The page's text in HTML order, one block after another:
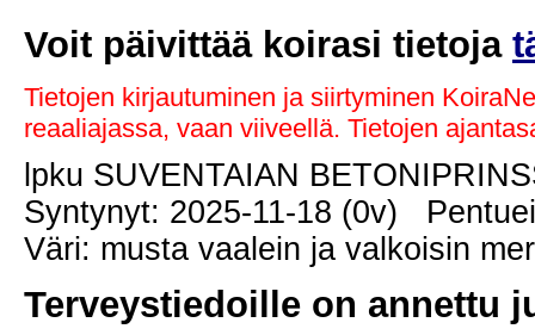
Voit päivittää koirasi tietoja
Tietojen kirjautuminen ja siirtyminen
reaaliajassa, vaan viiveellä. Tietojen
lpku SUVENTAIAN
Syntynyt: 2025-11-18 (0v)
Väri: musta vaalein ja valkoisin
Terveystiedoille on annettu